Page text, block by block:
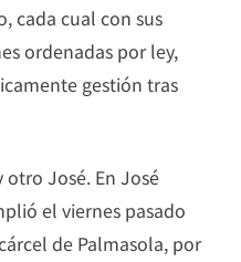
cada cual con sus
ordenadas por ley,
gestión tras
otro José. En José
el viernes pasado
de Palmasola, por